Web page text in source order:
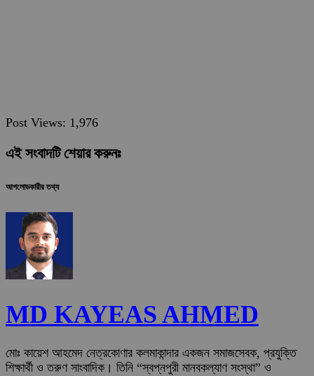
Post Views: 1,976
এই সংবাদটি শেয়ার করুনঃ
আপলোডকারীর তথ্য
MD KAYEAS AHMED
মোঃ কায়েশ আহমেদ নেত্রকোণার কলমাকান্দার একজন সমাজসেবক, প্রযুক্তি
শিক্ষার্থী ও তরুণ সাংবাদিক। তিনি “স্বপ্নপুরী মানবকল্যাণ সংস্থা” ও